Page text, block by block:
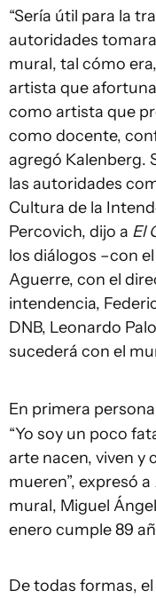
“Sería útil para la
autoridades
mural, tal cómo
artista que
como artista que
como docente,
agregó Kalenberg.
las autoridades
Cultura de la
Percovich, dijo a El
los diálogos –con
Aguerre, con el
intendencia,
DNB, Leonardo
sucederá con el
En primera persona
“Yo soy un poco
arte nacen, viven y
mueren”, expresó a
mural, Miguel
enero cumple 89
De todas formas,